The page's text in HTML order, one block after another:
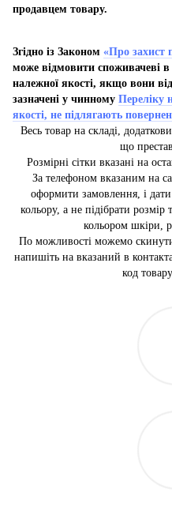
продавцем товару.
Згідно із Законом «Про захист
може відмовити споживачеві в
належної якості, якщо вони
зазначені у чинному Переліку
якості, не підлягають
Весь товар на складі,
що
Розмірні сітки вказані на
За телефоном вказаним на
оформити замовлення, і
кольору, а не підібрати
кольором шкіри,
По можливості можемо
напишіть на вказаний в
код